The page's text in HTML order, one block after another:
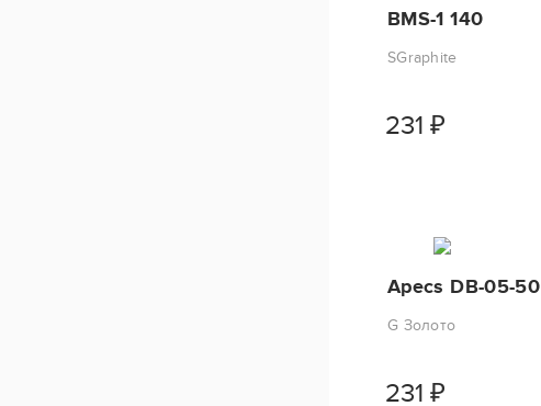
BMS-1 140
SGraphite
231 ₽
Apecs DB-05-50
G Золото
231 ₽